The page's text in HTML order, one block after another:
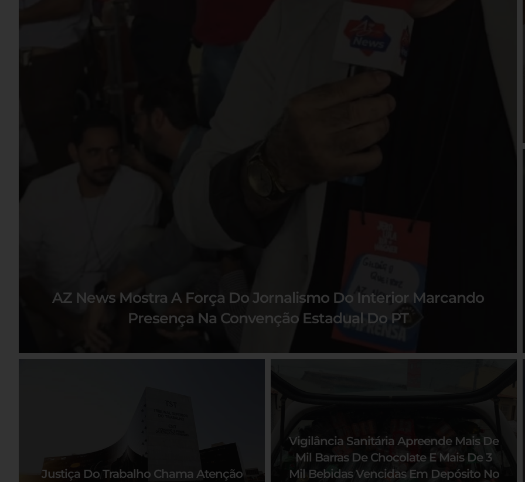
AZ News Mostra A Força Do Jornalismo Do Interior Marcando
Presença Na Convenção Estadual Do PT
Justiça Do Trabalho Chama Atenção
Vigilância Sanitária Apreende Mais De
Mil Barras De Chocolate E Mais De 3
Mil Bebidas Vencidas Em Depósito No